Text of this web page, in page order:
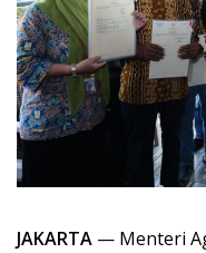
JAKARTA — Menteri